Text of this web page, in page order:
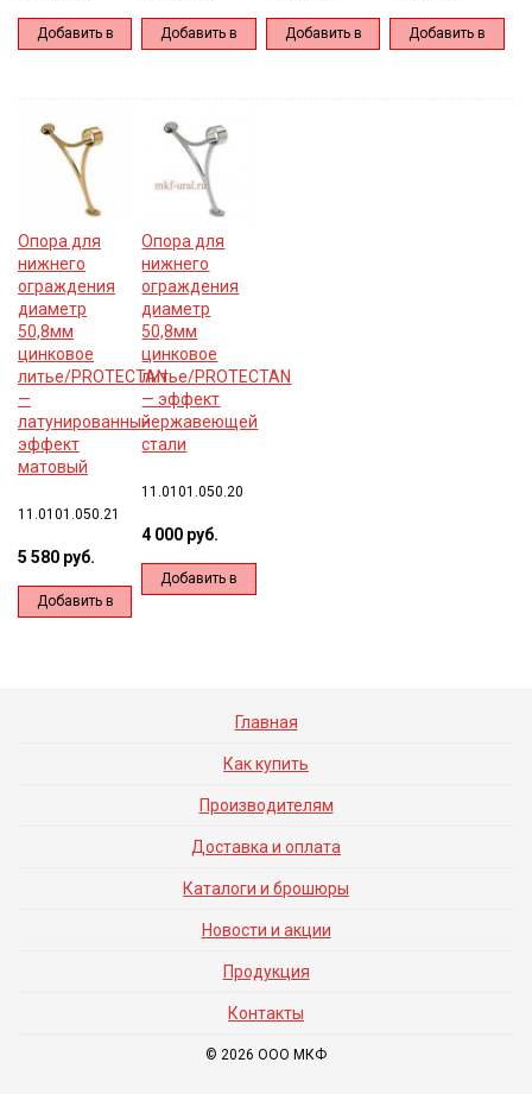
Добавить в
Добавить в
Добавить в
Добавить в
Опора для
нижнего
ограждения
диаметр
50,8мм
цинковое
литье/PROTECTAN
—
латунированный
эффект
матовый
11.0101.050.21
5 580 руб.
Добавить в
Опора для
нижнего
ограждения
диаметр
50,8мм
цинковое
литье/PROTECTAN
— эффект
нержавеющей
стали
11.0101.050.20
4 000 руб.
Добавить в
Главная
Как купить
Производителям
Доставка и оплата
Каталоги и брошюры
Новости и акции
Продукция
Контакты
© 2026 ООО МКФ